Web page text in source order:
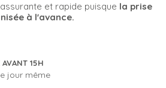
et rapide puisque la prise
à l'avance.
15H
jour même